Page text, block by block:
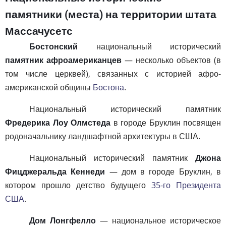
памятники (места) на территории штата
Массачусетс
Бостонский национальный исторический
памятник афроамериканцев — несколько объектов (в
том числе церквей), связанных с историей афро-
американской общины Бостона.
Национальный исторический памятник
Фредерика Лоу Олмстеда в городе Бруклин посвящен
родоначальнику ландшафтной архитектуры в США.
Национальный исторический памятник Джона
Фицджеральда Кеннеди — дом в городе Бруклин, в
котором прошло детство будущего 35-го Президента
США.
Дом Лонгфелло — национальное историческое